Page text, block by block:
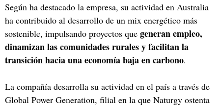
Según ha destacado la empresa, su actividad en Australia
ha contribuido al desarrollo de un mix energético más
sostenible, impulsando proyectos que generan empleo,
dinamizan las comunidades rurales y facilitan la
transición hacia una economía baja en carbono.
La compañía desarrolla su actividad en el país a través de
Global Power Generation, filial en la que Naturgy ostenta